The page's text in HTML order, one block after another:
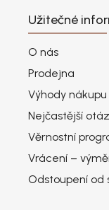
Užitečné
O nás
Prodejna
Výhody nákupu
Nejčastější
Věrnostní
Vrácení –
Odstoupení od